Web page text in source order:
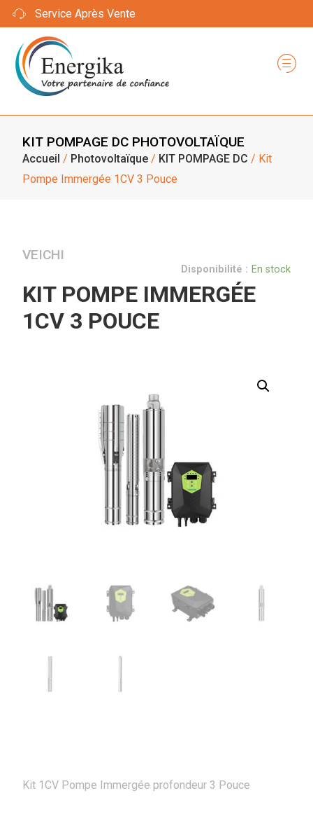
Service Après Vente
KIT POMPAGE DC PHOTOVOLTAÏQUE
Accueil / Photovoltaïque / KIT POMPAGE DC / Kit
Pompe Immergée 1CV 3 Pouce
VEICHI
Disponibilité : En stock
KIT POMPE IMMERGÉE
1CV 3 POUCE
Kit 1CV Pompe Immergée profondeur 3 Pouce